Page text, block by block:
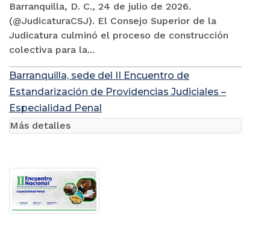
Barranquilla, D. C., 24 de julio de 2026.
(@JudicaturaCSJ). El Consejo Superior de la
Judicatura culminó el proceso de construcción
colectiva para la...
Barranquilla, sede del II Encuentro de
Estandarización de Providencias Judiciales –
Especialidad Penal
Más detalles